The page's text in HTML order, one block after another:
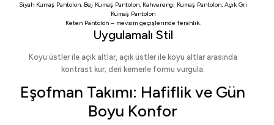
Siyah Kumaş Pantolon, Bej Kumaş Pantolon, Kahverengi Kumaş Pantolon, Açık Gri
Kumaş Pantolon
Keten Pantolon– mevsim geçişlerinde ferahlık.
Uygulamalı Stil
Koyu üstler ile açık altlar, açık üstler ile koyu altlar arasında
kontrast kur; deri kemerle formu vurgula.
Eşofman Takımı: Hafiflik ve Gün
Boyu Konfor